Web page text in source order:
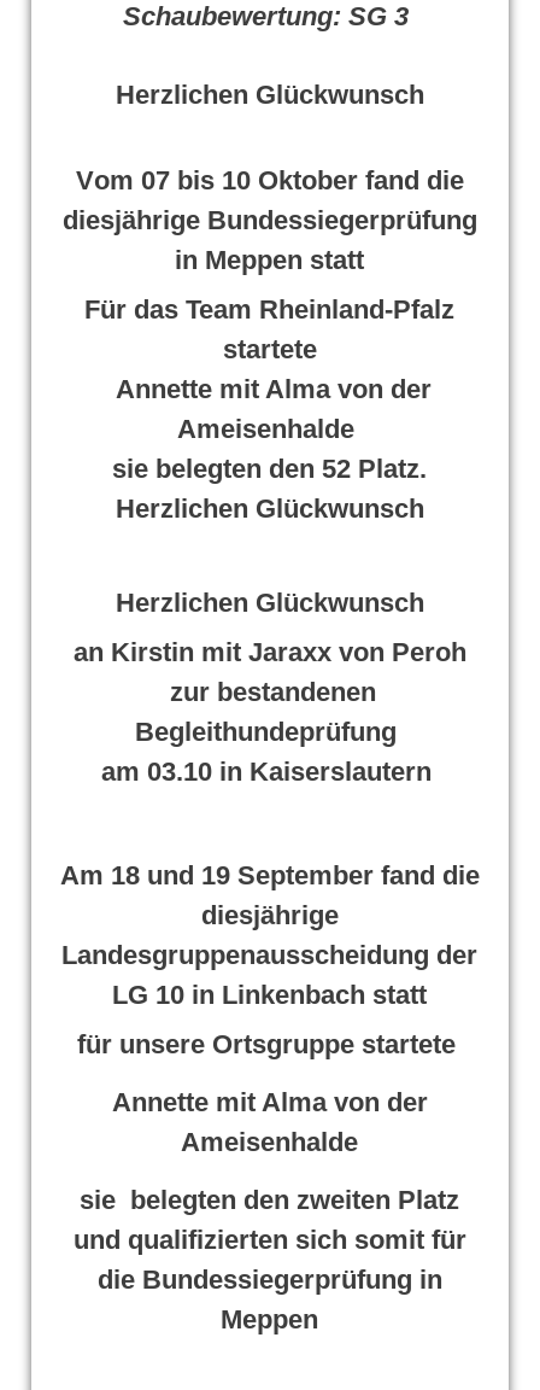
Schaubewertung: SG 3
Herzlichen Glückwunsch
Vom 07 bis 10 Oktober fand die
diesjährige Bundessiegerprüfung
in Meppen statt
Für das Team Rheinland-Pfalz
startete
Annette mit Alma von der
Ameisenhalde
sie belegten den 52 Platz.
Herzlichen Glückwunsch
Herzlichen Glückwunsch
an Kirstin mit Jaraxx von Peroh
zur bestandenen
Begleithundeprüfung
am 03.10 in Kaiserslautern
Am 18 und 19 September fand die
diesjährige
Landesgruppenausscheidung der
LG 10 in Linkenbach statt
für unsere Ortsgruppe startete
Annette mit Alma von der
Ameisenhalde
sie belegten den zweiten Platz
und qualifizierten sich somit für
die Bundessiegerprüfung in
Meppen